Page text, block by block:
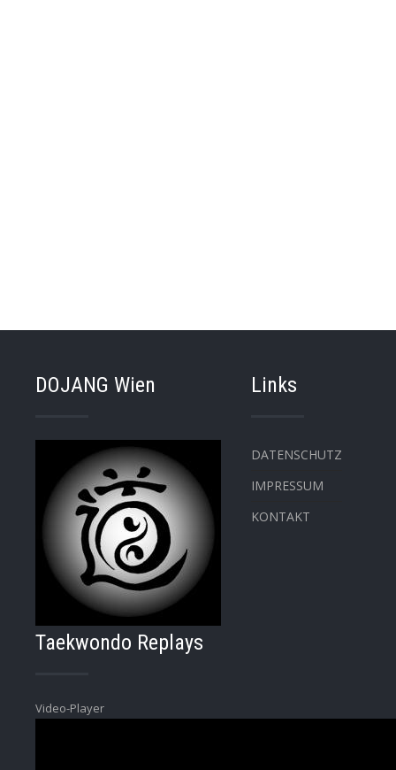
DOJANG Wien Links
DATENSCHUTZ
IMPRESSUM
KONTAKT
Taekwondo Replays
Video-Player